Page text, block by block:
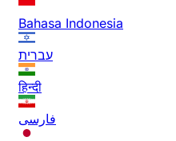
Bahasa Indonesia
עברית
हिन्दी
فارسی